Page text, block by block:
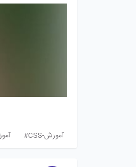
آموزش-CSS#